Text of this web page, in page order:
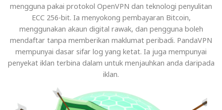
mengguna pakai protokol OpenVPN dan teknologi penyulitan
ECC 256-bit. Ia menyokong pembayaran Bitcoin,
menggunakan akaun digital rawak, dan pengguna boleh
mendaftar tanpa memberikan maklumat peribadi. PandaVPN
mempunyai dasar sifar log yang ketat. Ia juga mempunyai
penyekat iklan terbina dalam untuk menjauhkan anda daripada
iklan.